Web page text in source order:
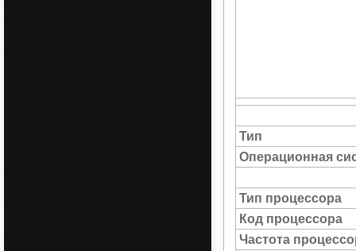
Тип
Операционная
Тип процессора
Код процессора
Частота